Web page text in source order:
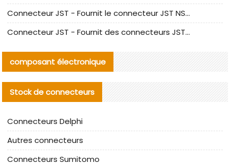
Connecteur JST - Fournit le connecteur JST NSHR-02V-S original | Équivalent
Connecteur JST - Fournit des connecteurs JST GHR-09V-S authentiques et des produits de remplacement|
composant électronique
Stock de connecteurs
Connecteurs Delphi
Autres connecteurs
Connecteurs Sumitomo